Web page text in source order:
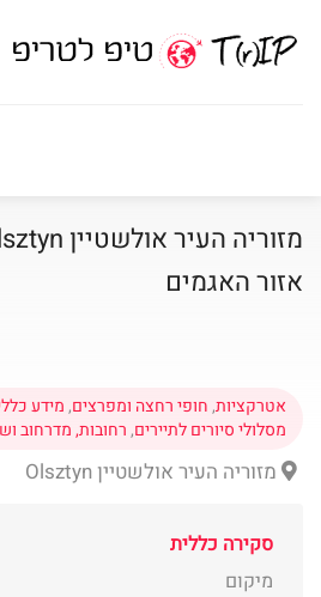
אזור האגמים
אטרקציות,חופי רחצה ומפרצים,מידע
מסלולי סיורים לתיירים,רחובות, מדרחוב
מזוריה העיר אולשטיין Olsztyn
סקירה כללית
מיקום